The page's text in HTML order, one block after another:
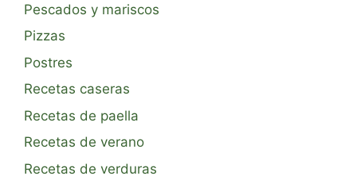
Pescados y mariscos
Pizzas
Postres
Recetas caseras
Recetas de paella
Recetas de verano
Recetas de verduras